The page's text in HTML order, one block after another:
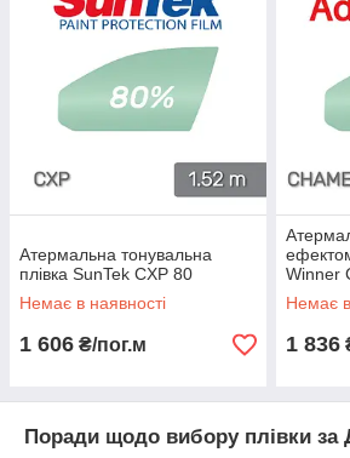
Атермальна тонувальна
плівка SunTek CXP 80
Немає в наявності
1 606 ₴/пог.м
Winner
1.52 м
Немає
1 836
Поради щодо вибору плівки за